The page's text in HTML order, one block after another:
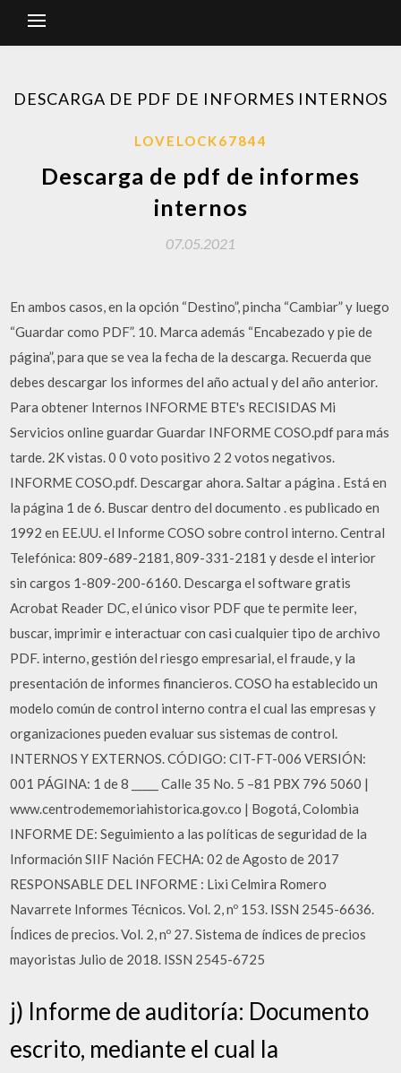
DESCARGA DE PDF DE INFORMES INTERNOS
LOVELOCK67844
Descarga de pdf de informes
internos
07.05.2021
En ambos casos, en la opción “Destino”, pincha “Cambiar” y luego
“Guardar como PDF”. 10. Marca además “Encabezado y pie de
página”, para que se vea la fecha de la descarga. Recuerda que
debes descargar los informes del año actual y del año anterior.
Para obtener Internos INFORME BTE's RECISIDAS Mi
Servicios online guardar Guardar INFORME COSO.pdf para más
tarde. 2K vistas. 0 0 voto positivo 2 2 votos negativos.
INFORME COSO.pdf. Descargar ahora. Saltar a página . Está en
la página 1 de 6. Buscar dentro del documento . es publicado en
1992 en EE.UU. el Informe COSO sobre control interno. Central
Telefónica: 809-689-2181, 809-331-2181 y desde el interior
sin cargos 1-809-200-6160. Descarga el software gratis
Acrobat Reader DC, el único visor PDF que te permite leer,
buscar, imprimir e interactuar con casi cualquier tipo de archivo
PDF. interno, gestión del riesgo empresarial, el fraude, y la
presentación de informes financieros. COSO ha establecido un
modelo común de control interno contra el cual las empresas y
organizaciones pueden evaluar sus sistemas de control.
INTERNOS Y EXTERNOS. CÓDIGO: CIT-FT-006 VERSIÓN:
001 PÁGINA: 1 de 8 _____ Calle 35 No. 5 –81 PBX 796 5060 |
www.centrodememoriahistorica.gov.co | Bogotá, Colombia
INFORME DE: Seguimiento a las políticas de seguridad de la
Información SIIF Nación FECHA: 02 de Agosto de 2017
RESPONSABLE DEL INFORME : Lixi Celmira Romero
Navarrete Informes Técnicos. Vol. 2, nº 153. ISSN 2545-6636.
Índices de precios. Vol. 2, nº 27. Sistema de índices de precios
mayoristas Julio de 2018. ISSN 2545-6725
j) Informe de auditoría: Documento
escrito, mediante el cual la